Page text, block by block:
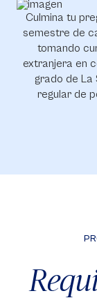
Culmina tu
semestre de
tomando
extranjera en
grado de La
regular de